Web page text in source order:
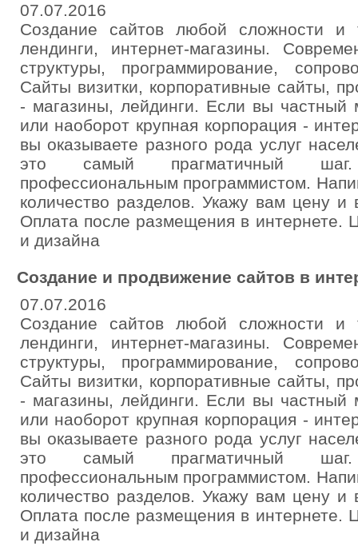
07.07.2016
Создание сайтов любой сложности и
лендинги, интернет-магазины.
структуры, программирование,
Сайты визитки, корпоративные сайты,
- магазины, лейдинги. Если вы
или наоборот крупная корпорация -
вы оказываете разного рода услуг
это самый прагматичный шаг.
профессиональным программистом.
количество разделов. Укажу вам цену
Оплата после размещения в интернете.
и дизайна
Создание и продвижение сайтов в
07.07.2016
Создание сайтов любой сложности и
лендинги, интернет-магазины.
структуры, программирование,
Сайты визитки, корпоративные сайты,
- магазины, лейдинги. Если вы
или наоборот крупная корпорация -
вы оказываете разного рода услуг
это самый прагматичный шаг.
профессиональным программистом.
количество разделов. Укажу вам цену
Оплата после размещения в интернете.
и дизайна